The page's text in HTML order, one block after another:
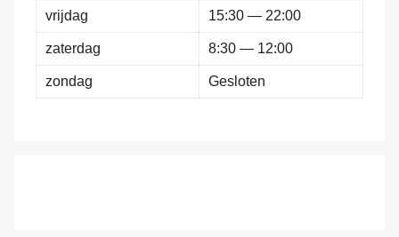
vrijdag 15:30 — 22:00
zaterdag 8:30 — 12:00
zondag Gesloten